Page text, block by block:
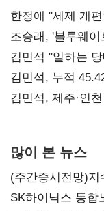
한정애 "세제 개
조승래, '블루웨
통감"
김민석 "일하는
김민석, 누적
0.86%p(2보)
김민석, 제주·인
많이 본 뉴스
(주간증시전망)
SK하이닉스 통